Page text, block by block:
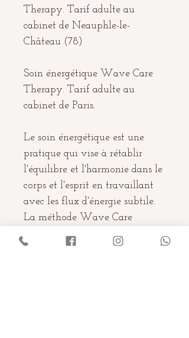
Therapy. Tarif adulte au
cabinet de Neauphle-le-
Château (78)
Soin énergétique Wave Care
Therapy. Tarif adulte au
cabinet de Paris.
Le soin énergétique est une
pratique qui vise à rétablir
l'équilibre et l'harmonie dans le
corps et l'esprit en travaillant
avec les flux d'énergie subtile.
La méthode Wave Care
Therapy est composée d'une
approche psychogénéalogique